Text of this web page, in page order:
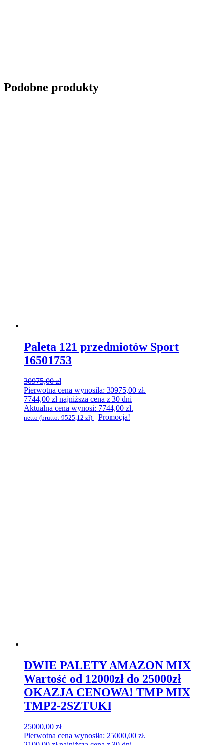
Podobne produkty
Paleta 121 przedmiotów Sport
16501753
30975,00zł
Pierwotna cena wynosiła: 30975,00 zł.
7744,00 złnajniższa cena z 30 dni
Aktualna cena wynosi: 7744,00 zł.
netto (brutto: 9525,12 zł) Promocja!
DWIE PALETY AMAZON MIX
Wartość od 12000zł do 25000zł
OKAZJA CENOWA! TMP MIX
TMP2-2SZTUKI
25000,00zł
Pierwotna cena wynosiła: 25000,00 zł.